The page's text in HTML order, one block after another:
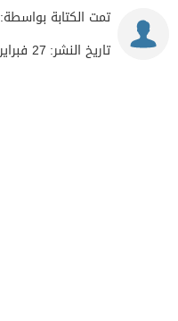
تمت الكتابة بواسطة:
تاريخ النشر: 27 فبراير 2025 - 11:10ص